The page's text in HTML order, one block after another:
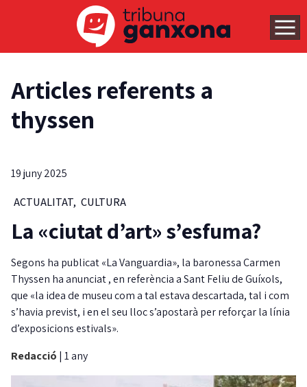
Articles referents a
thyssen
19 juny 2025
ACTUALITAT, CULTURA
La «ciutat d’art» s’esfuma?
Segons ha publicat «La Vanguardia», la baronessa Carmen
Thyssen ha anunciat , en referència a Sant Feliu de Guíxols,
que «la idea de museu com a tal estava descartada, tal i com
s’havia previst, i en el seu lloc s’apostarà per reforçar la línia
d’exposicions estivals».
Redacció | 1 any